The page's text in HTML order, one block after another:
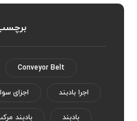
Conveyor Belt
اجرا بادبند اجزای
بادبند بادبند